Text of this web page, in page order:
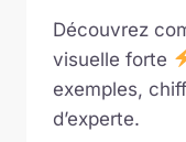
Découvrez
visuelle forte
exemples,
d’experte.